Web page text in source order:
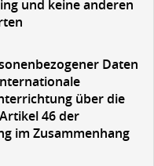
und keine anderen
Daten
über die
46 der
im Zusammenhang